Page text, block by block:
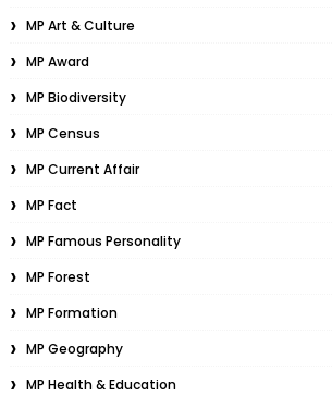
MP Art & Culture
MP Award
MP Biodiversity
MP Census
MP Current Affair
MP Fact
MP Famous Personality
MP Forest
MP Formation
MP Geography
MP Health & Education